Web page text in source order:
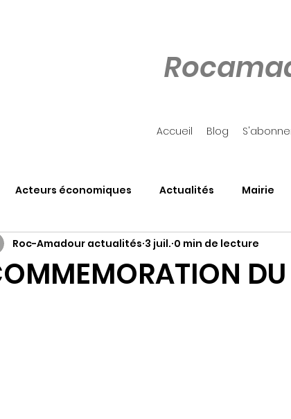
Accueil Blog
Acteurs économiques Actualités Mairie
N-D de Roc-Amadour Côté Rocher
DU
Roc-Amadour actualités 3 juil. 0 min de lecture